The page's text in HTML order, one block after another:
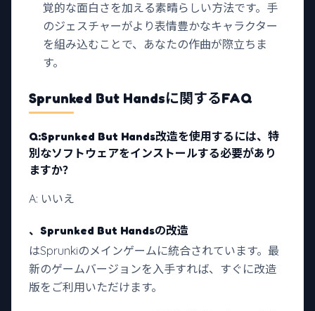
覚的な面白さを加える素晴らしい方法です。手
のジェスチャーがより表情豊かなキャラクター
を組み込むことで、あなたの作曲が際立ちま
す。
Sprunked But Handsに関するFAQ
Q:Sprunked But Hands改造を使用するには、特
別なソフトウェアをインストールする必要があり
ますか？
A: いいえ
、Sprunked But Handsの改造
はSprunkiのメインゲームに統合されています。最
新のゲームバージョンを入手すれば、すぐに改造
版をご利用いただけます。